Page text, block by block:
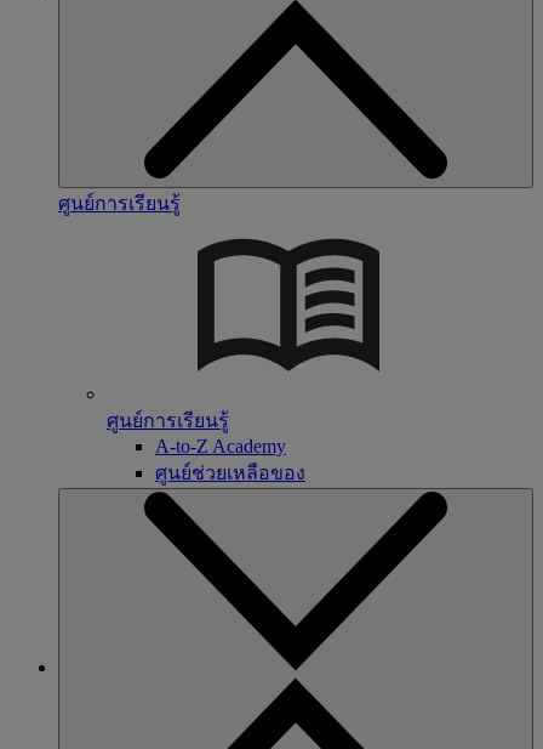
ศูนย์การเรียนรู้
ศูนย์การเรียนรู้
A-to-Z Academy
ศูนย์ช่วยเหลือของ